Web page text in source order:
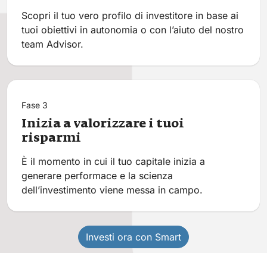
Scopri il tuo vero profilo di investitore in base ai
tuoi obiettivi in autonomia o con l’aiuto del nostro
team Advisor.
Fase 3
Inizia a valorizzare i tuoi
risparmi
È il momento in cui il tuo capitale inizia a
generare performace e la scienza
dell’investimento viene messa in campo.
Investi ora con Smart